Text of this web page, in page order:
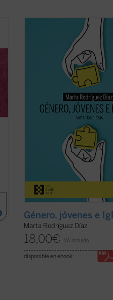
Alrededor del género se ha
enorme brecha que separa a
hijos, nietos y abuelos. No
entienda y se escuche. En
motivo de disputa, los hijos
acogidos y los padres se
(ver ficha)
Género, jóvenes e
Marta Rodríguez Díaz
18,00€ IVA incluido
disponible en ebook: